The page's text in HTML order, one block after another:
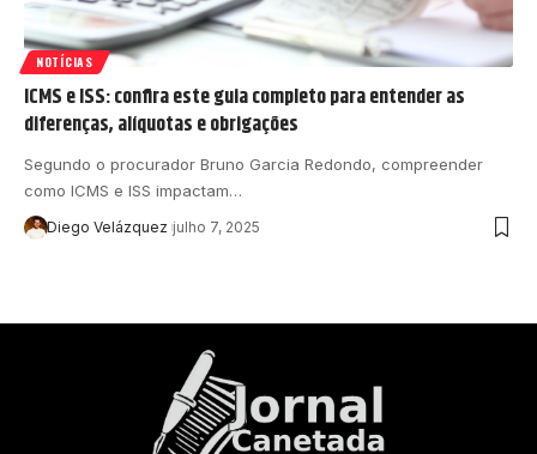
NOTÍCIAS
ICMS e ISS: confira este guia completo para entender as
diferenças, alíquotas e obrigações
Segundo o procurador Bruno Garcia Redondo, compreender
como ICMS e ISS impactam…
Diego Velázquez julho 7, 2025